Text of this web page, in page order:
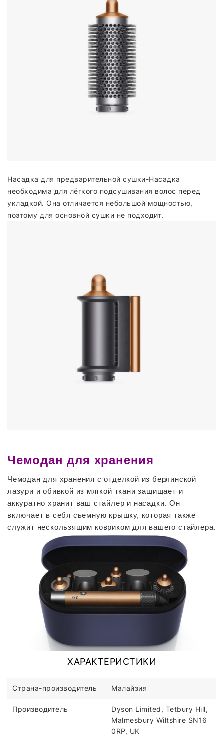
Насадка для предварительной сушки-Насадка
необходима для лёгкого подсушивания волос перед
укладкой. Она отличается небольшой мощностью,
поэтому для основной сушки не подходит.
Чемодан для хранения
Чемодан для хранения с отделкой из берлинской
лазури и обивкой из мягкой ткани защищает и
аккуратно хранит ваш стайлер и насадки. Он
включает в себя сьемную крышку, которая также
служит нескользящим ковриком для вашего стайлера.
ХАРАКТЕРИСТИКИ
Страна-производитель Малайзия
Производитель
Dyson Limited, Tetbury Hill,
Malmesbury Wiltshire SN16
0RP, UK